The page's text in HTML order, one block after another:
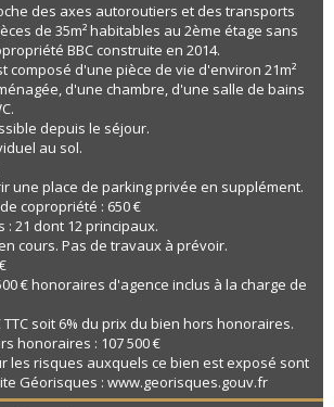
des axes autoroutiers et des transports
de 35m² habitables au 2ème étage sans
BBC construite en 2014.
composé d'une pièce de vie d'environ 21m²
d'une chambre, d'une salle de bains
depuis le séjour.
au sol.
une place de parking privée en supplément.
copropriété : 650 €
21 dont 12 principaux.
cours. Pas de travaux à prévoir.
€ honoraires d'agence inclus à la charge de
TTC soit 6% du prix du bien hors honoraires.
honoraires : 107 500 €
les risques auxquels ce bien est exposé sont
Géorisques : www.georisques.gouv.fr